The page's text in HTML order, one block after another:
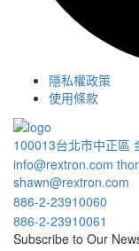
隱私權政策
使用條款
100013台北市中正區
info@rextron.com
shawn@rextron.com
886-2-23910060
886-2-23910061
Subscribe to Our